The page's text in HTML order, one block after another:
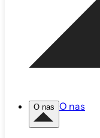
O nas O nas